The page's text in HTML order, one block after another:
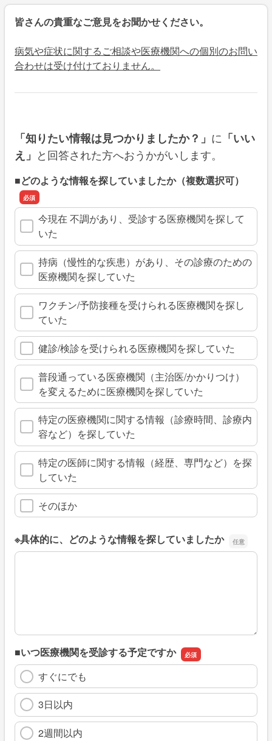
皆さんの貴重なご意見をお聞かせください。
病気や症状に関するご相談や医療機関への個別のお問い
合わせは受け付けておりません。
「知りたい情報は見つかりましたか？」 に 「いい
え」 と回答された方へおうかがいします。
■どのような情報を探していましたか（複数選択可）
今現在 不調があり、受診する医療機関を探して
いた
持病（慢性的な疾患）があり、その診療のための
医療機関を探していた
ワクチン/予防接種を受けられる医療機関を探し
ていた
健診/検診を受けられる医療機関を探していた
普段通っている医療機関（主治医/かかりつけ）
を変えるために医療機関を探していた
特定の医療機関に関する情報（診療時間、診療内
容など）を探していた
特定の医師に関する情報（経歴、専門など）を探
していた
そのほか
※具体的に、どのような情報を探していましたか
※具体的に、どのような情報を探していましたか
■いつ医療機関を受診する予定ですか
すぐにでも
3日以内
2週間以内